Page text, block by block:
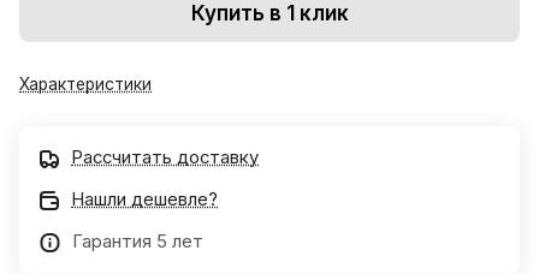
Купить в 1 клик
Характеристики
Рассчитать доставку
Нашли дешевле?
Гарантия 5 лет